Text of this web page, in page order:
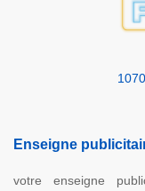
Enseigne
votre enseigne